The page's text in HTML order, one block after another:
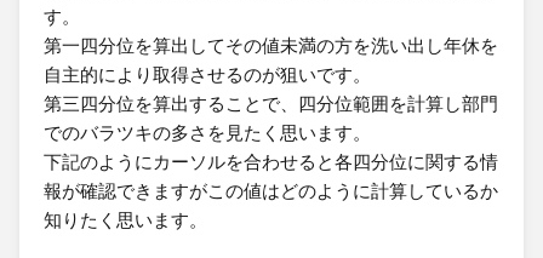
す。
第一四分位を算出してその値未満の方を洗い出し年休を
自主的により取得させるのが狙いです。
第三四分位を算出することで、四分位範囲を計算し部門
でのバラツキの多さを見たく思います。
下記のようにカーソルを合わせると各四分位に関する情
報が確認できますがこの値はどのように計算しているか
知りたく思います。